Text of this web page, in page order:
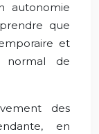
autonomie
que
et
normal de
des
en